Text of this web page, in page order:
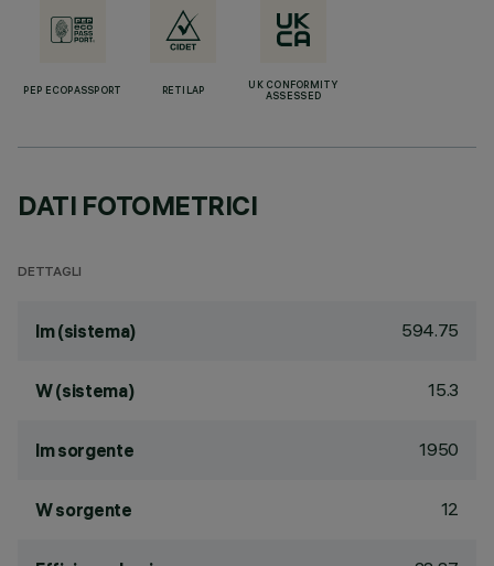
PEP ECOPASSPORT RETILAP
UK CONFORMITY
ASSESSED
DATI FOTOMETRICI
DETTAGLI
lm (sistema) 594.75
W (sistema) 15.3
lm sorgente 1950
W sorgente 12